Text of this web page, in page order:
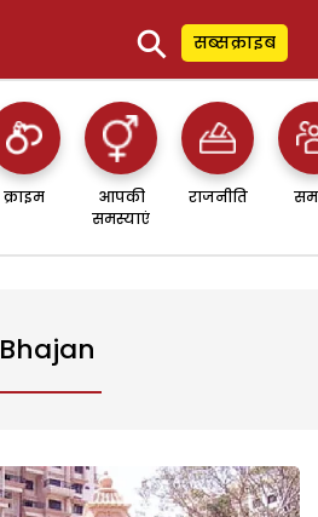
⚲ सब्सक्राइब
क्राइम
आपकी
समस्याएं
राजनीति
Bhajan